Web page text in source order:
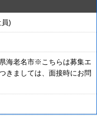
)
海老名市※こちらは募集エ
きましては、面接時にお問